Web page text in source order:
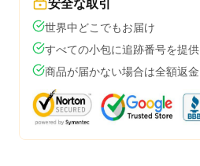
安全な取引
世界中どこでもお届け
すべての小包に追跡番号を提供
商品が届かない場合は全額返金